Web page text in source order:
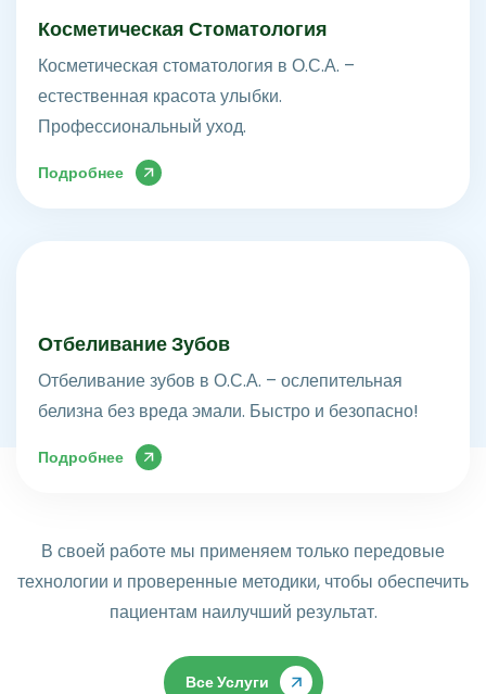
Косметическая Стоматология
Косметическая стоматология в О.С.А. –
естественная красота улыбки.
Профессиональный уход.
Подробнее
Отбеливание Зубов
Отбеливание зубов в О.С.А. – ослепительная
белизна без вреда эмали. Быстро и безопасно!
Подробнее
В своей работе мы применяем только передовые
технологии и проверенные методики, чтобы обеспечить
пациентам наилучший результат.
Все Услуги